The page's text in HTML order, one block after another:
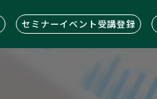
セミナーイベント受講登録